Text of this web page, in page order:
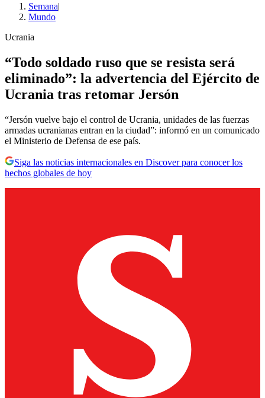
Semana|
Mundo
Ucrania
“Todo soldado ruso que se resista será
eliminado”: la advertencia del Ejército de
Ucrania tras retomar Jersón
“Jersón vuelve bajo el control de Ucrania, unidades de las fuerzas
armadas ucranianas entran en la ciudad”: informó en un comunicado
el Ministerio de Defensa de ese país.
Siga las noticias internacionales en Discover para conocer los
hechos globales de hoy